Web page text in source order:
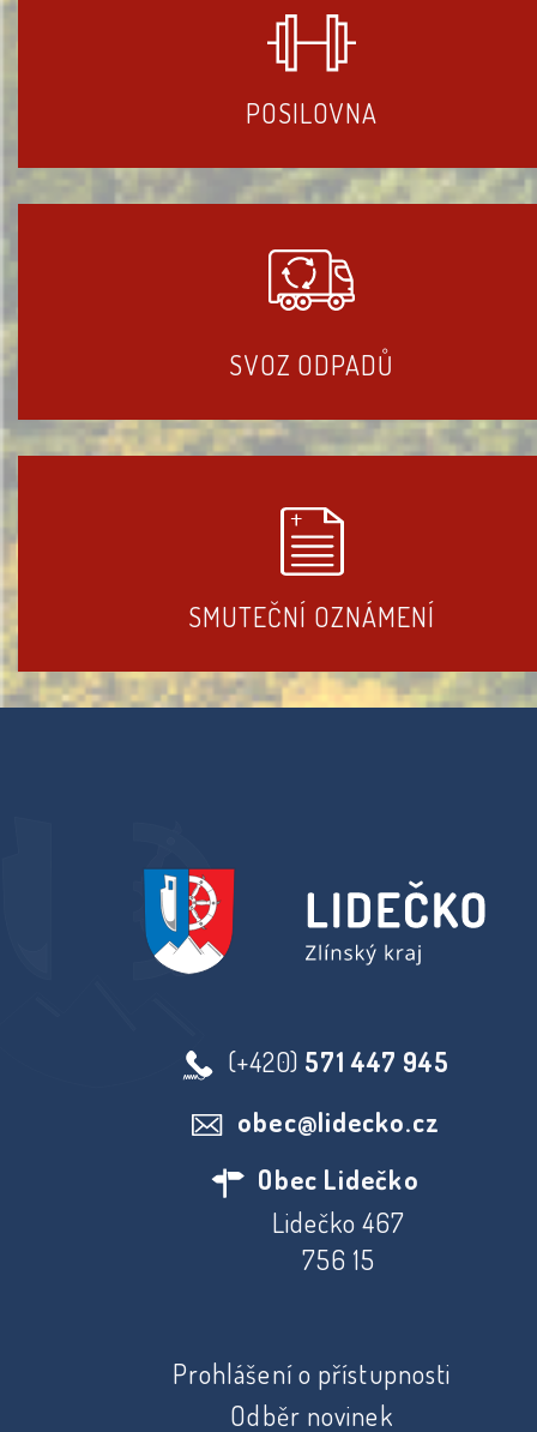
POSILOVNA
SVOZ ODPADŮ
SMUTEČNÍ OZNÁMENÍ
(+420) 571 447 945
obec@lidecko.cz
Obec Lidečko
Lidečko 467
756 15
Prohlášení o přístupnosti
Odběr novinek